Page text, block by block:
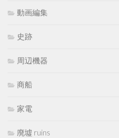
動画編集
史跡
周辺機器
商船
家電
廃墟 ruins